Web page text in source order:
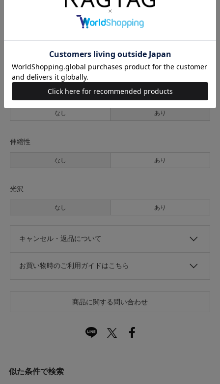
普通
なし あり
なし あり
伸縮性
なし あり
光沢
なし あり
キャンセル・返品について
お買い物時のご利用ガイドはこちら
商品に関する問い合わせ
似た条件で検索